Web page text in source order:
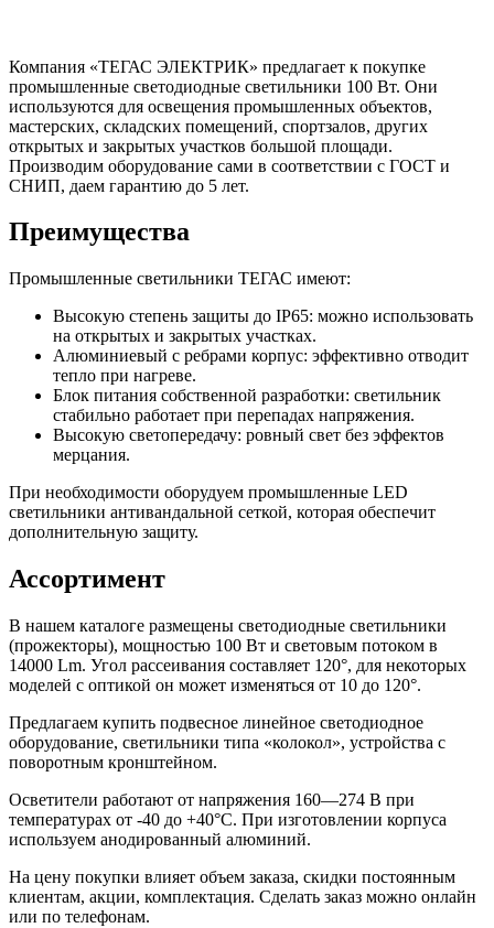
Компания «ТЕГАС ЭЛЕКТРИК» предлагает к покупке
промышленные светодиодные светильники 100 Вт. Они
используются для освещения промышленных объектов,
мастерских, складских помещений, спортзалов, других
открытых и закрытых участков большой площади.
Производим оборудование сами в соответствии с ГОСТ и
СНИП, даем гарантию до 5 лет.
Преимущества
Промышленные светильники ТЕГАС имеют:
Высокую степень защиты до IP65: можно использовать
на открытых и закрытых участках.
Алюминиевый с ребрами корпус: эффективно отводит
тепло при нагреве.
Блок питания собственной разработки: светильник
стабильно работает при перепадах напряжения.
Высокую светопередачу: ровный свет без эффектов
мерцания.
При необходимости оборудуем промышленные LED
светильники антивандальной сеткой, которая обеспечит
дополнительную защиту.
Ассортимент
В нашем каталоге размещены светодиодные светильники
(прожекторы), мощностью 100 Вт и световым потоком в
14000 Lm. Угол рассеивания составляет 120°, для некоторых
моделей с оптикой он может изменяться от 10 до 120°.
Предлагаем купить подвесное линейное светодиодное
оборудование, светильники типа «колокол», устройства с
поворотным кронштейном.
Осветители работают от напряжения 160—274 В при
температурах от -40 до +40°C. При изготовлении корпуса
используем анодированный алюминий.
На цену покупки влияет объем заказа, скидки постоянным
клиентам, акции, комплектация. Сделать заказ можно онлайн
или по телефонам.